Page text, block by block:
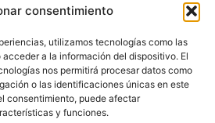
consentimiento
utilizamos tecnologías como las
a la información del dispositivo. El
nos permitirá procesar datos como
o las identificaciones únicas en este
consentimiento, puede afectar
y funciones.